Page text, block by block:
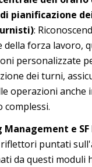
pianificazione
:
della forza lavoro,
personalizzate
dei turni,
operazioni anche
complessi.
Management e
riflettori puntati
da questi moduli